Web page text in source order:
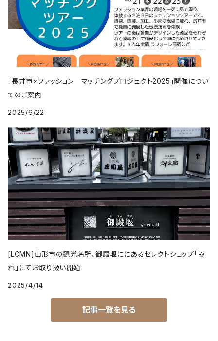
「長井市×ファッション マッチングプロジェクト2025」開催につい
てのご案内
2025/6/22
[LCMN]山形市の観光名所、御殿堰ににあるセレクトショップ「み
れ」にてお取り扱い開始
2025/4/14
記事一覧を見る